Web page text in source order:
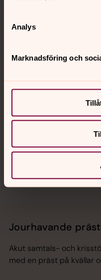
Analys
Marknadsföring och
Kontakt
Sociala kanaler
Jourhavande präst
Akut samtals- och
med en präst på kvällar